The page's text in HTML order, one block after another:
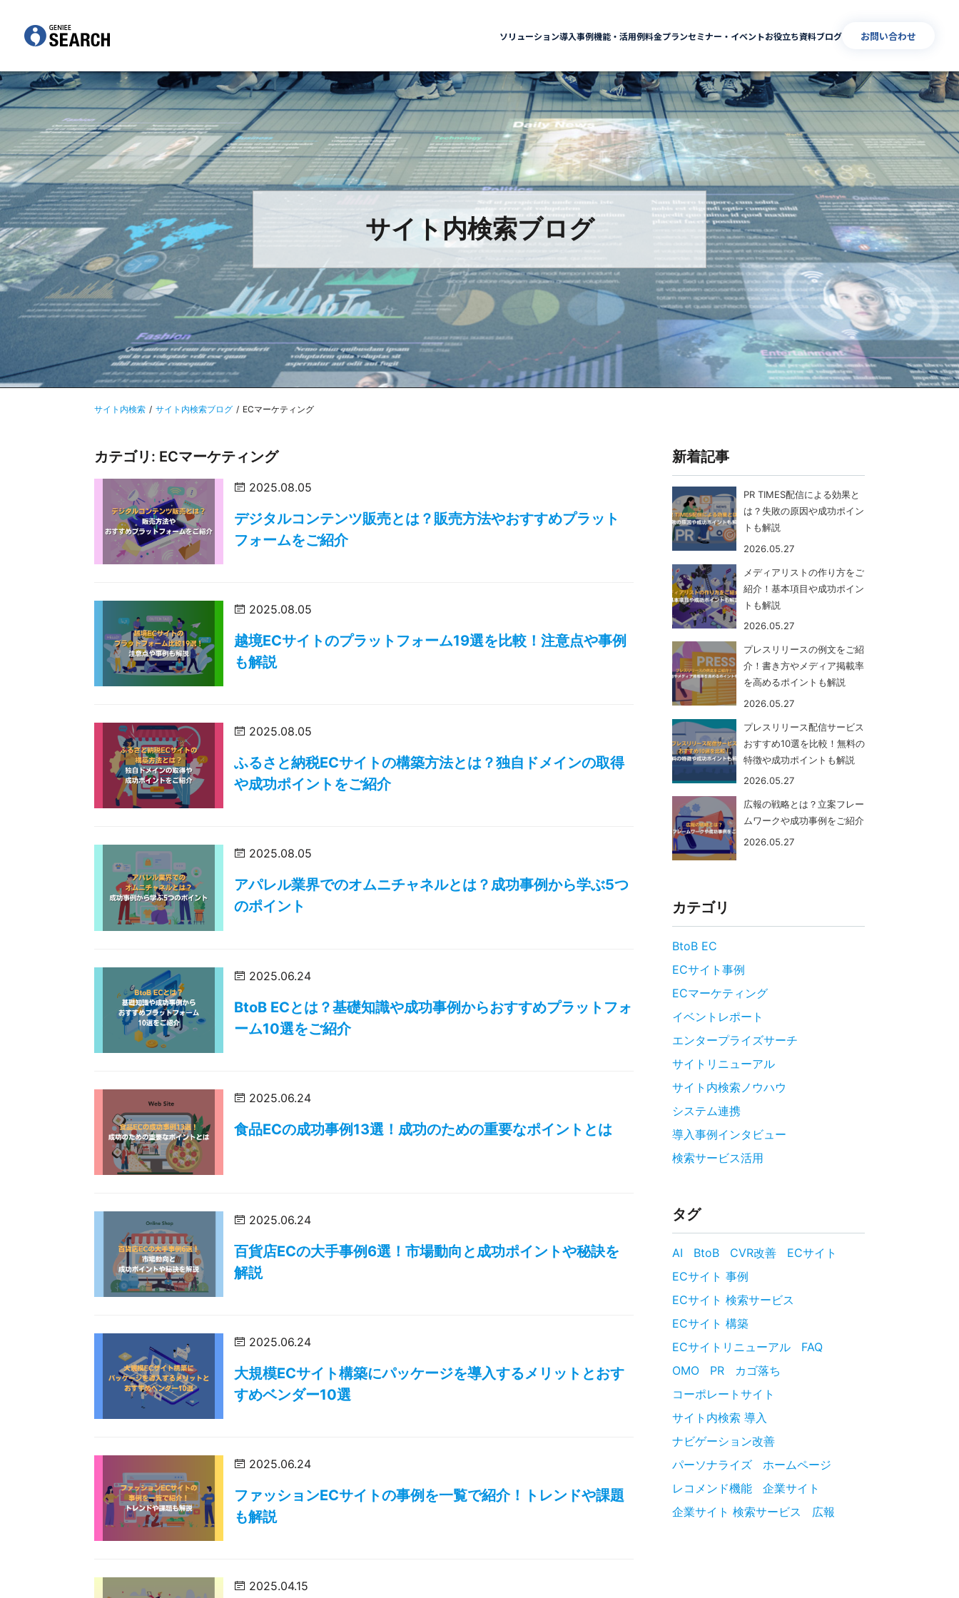
ソリューション導入事例機能・活用例料金プランセミナー・イベントお役立ち資料ブログ お問い合わせ
サイト内検索ブログ
サイト内検索 サイト内検索ブログ ECマーケティング
カテゴリ: ECマーケティング
2025.08.05
デジタルコンテンツ販売とは？販売方法やおすすめプラット
フォームをご紹介
2025.08.05
越境ECサイトのプラットフォーム19選を比較！注意点や事例
も解説
2025.08.05
ふるさと納税ECサイトの構築方法とは？独自ドメインの取得
や成功ポイントをご紹介
2025.08.05
アパレル業界でのオムニチャネルとは？成功事例から学ぶ5つ
のポイント
2025.06.24
BtoB ECとは？基礎知識や成功事例からおすすめプラットフォ
ーム10選をご紹介
2025.06.24
食品ECの成功事例13選！成功のための重要なポイントとは
2025.06.24
百貨店ECの大手事例6選！市場動向と成功ポイントや秘訣を
解説
2025.06.24
大規模ECサイト構築にパッケージを導入するメリットとおす
すめベンダー10選
2025.06.24
ファッションECサイトの事例を一覧で紹介！トレンドや課題
も解説
2025.04.15
新着記事
PR TIMES配信による効果と
は？失敗の原因や成功ポイン
トも解説
2026.05.27
メディアリストの作り方をご
紹介！基本項目や成功ポイン
トも解説
2026.05.27
プレスリリースの例文をご紹
介！書き方やメディア掲載率
を高めるポイントも解説
2026.05.27
プレスリリース配信サービス
おすすめ10選を比較！無料の
特徴や成功ポイントも解説
2026.05.27
広報の戦略とは？立案フレー
ムワークや成功事例をご紹介
2026.05.27
カテゴリ
BtoB EC
ECサイト事例
ECマーケティング
イベントレポート
エンタープライズサーチ
サイトリニューアル
サイト内検索ノウハウ
システム連携
導入事例インタビュー
検索サービス活用
タグ
AI BtoB CVR改善
ECサイト
ECサイト 事例
ECサイト 検索サービス
ECサイト 構築
ECサイトリニューアル
FAQ
OMO
PR
カゴ落ち
コーポレートサイト
サイト内検索 導入
ナビゲーション改善
パーソナライズ
ホームページ
レコメンド機能
企業サイト
企業サイト 検索サービス
広報